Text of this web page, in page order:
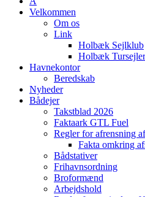
Velkommen
Om os
Link
Holbæk Sejlklub
Holbæk
Havnekontor
Beredskab
Nyheder
Bådejer
Takstblad 2026
Faktaark GTL Fuel
Regler for afrensning
Fakta omkring
Bådstativer
Frihavnsordning
Broformænd
Arbejdshold